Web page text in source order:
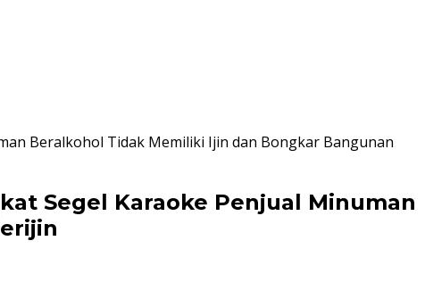
Beralkohol Tidak Memiliki Ijin dan Bongkar Bangunan
Segel Karaoke Penjual Minuman